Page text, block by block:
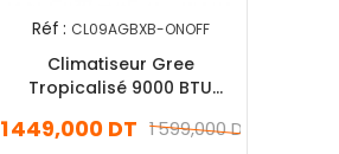
Réf : CL09AGBXB-ONOFF
Climatiseur Gree
Tropicalisé 9000 BTU
1 599,000 DT
1 449,000 DT